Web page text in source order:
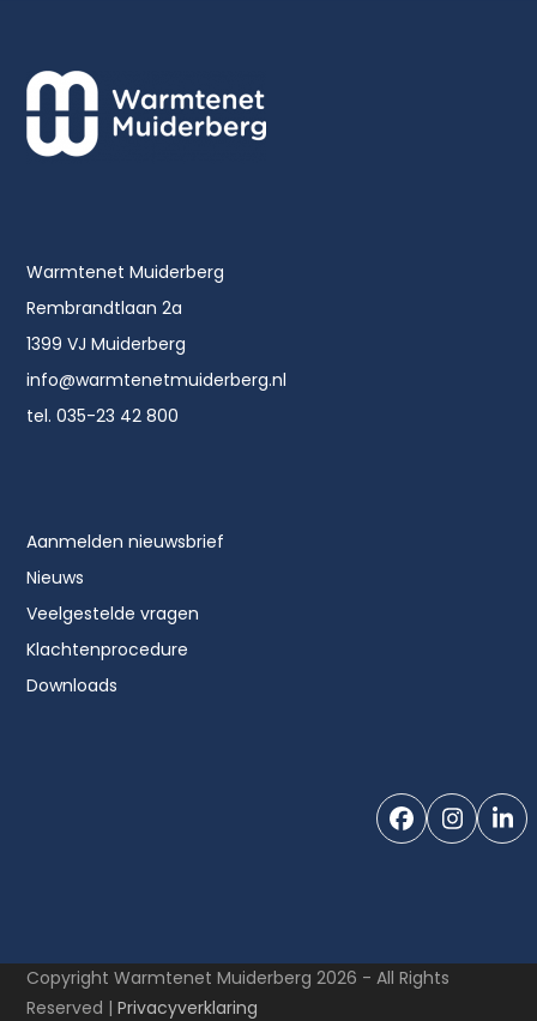
Warmtenet Muiderberg
Rembrandtlaan 2a
1399 VJ Muiderberg
info@warmtenetmuiderberg.nl
tel. 035-23 42 800
Aanmelden nieuwsbrief
Nieuws
Veelgestelde vragen
Klachtenprocedure
Downloads
Facebook
Copyright Warmtenet Muiderberg 2026 - All Rights
Reserved |Privacyverklaring